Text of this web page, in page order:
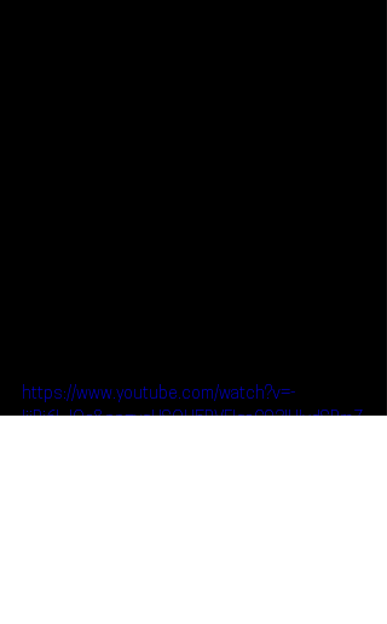
https://www.youtube.com/watch?v=-
ljiRj6LJOs&pp=ygUSQU5PVFIgaG93IHlvdSBmZ